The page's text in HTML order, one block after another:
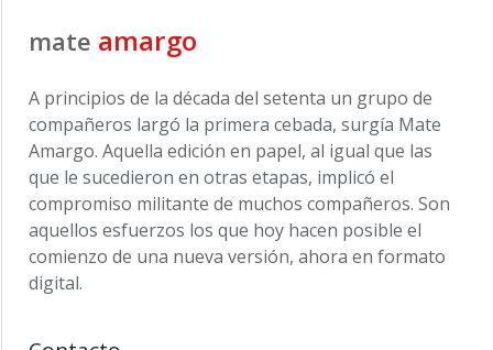
mate amargo
A principios de la década del setenta un grupo de
compañeros largó la primera cebada, surgía Mate
Amargo. Aquella edición en papel, al igual que las
que le sucedieron en otras etapas, implicó el
compromiso militante de muchos compañeros. Son
aquellos esfuerzos los que hoy hacen posible el
comienzo de una nueva versión, ahora en formato
digital.